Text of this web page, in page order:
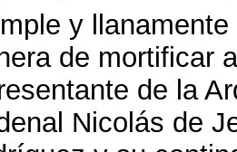
y
de mortificar
de la
Nicolás de